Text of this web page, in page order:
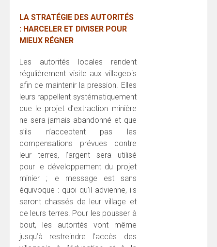
LA STRATÉGIE DES AUTORITÉS
: HARCELER ET DIVISER POUR
MIEUX RÉGNER
Les autorités locales rendent
régulièrement visite aux villageois
afin de maintenir la pression. Elles
leurs rappellent systématiquement
que le projet d’extraction minière
ne sera jamais abandonné et que
s’ils n’acceptent pas les
compensations prévues contre
leur terres, l’argent sera utilisé
pour le développement du projet
minier ; le message est sans
équivoque : quoi qu’il advienne, ils
seront chassés de leur village et
de leurs terres. Pour les pousser à
bout, les autorités vont même
jusqu’à restreindre l’accès des